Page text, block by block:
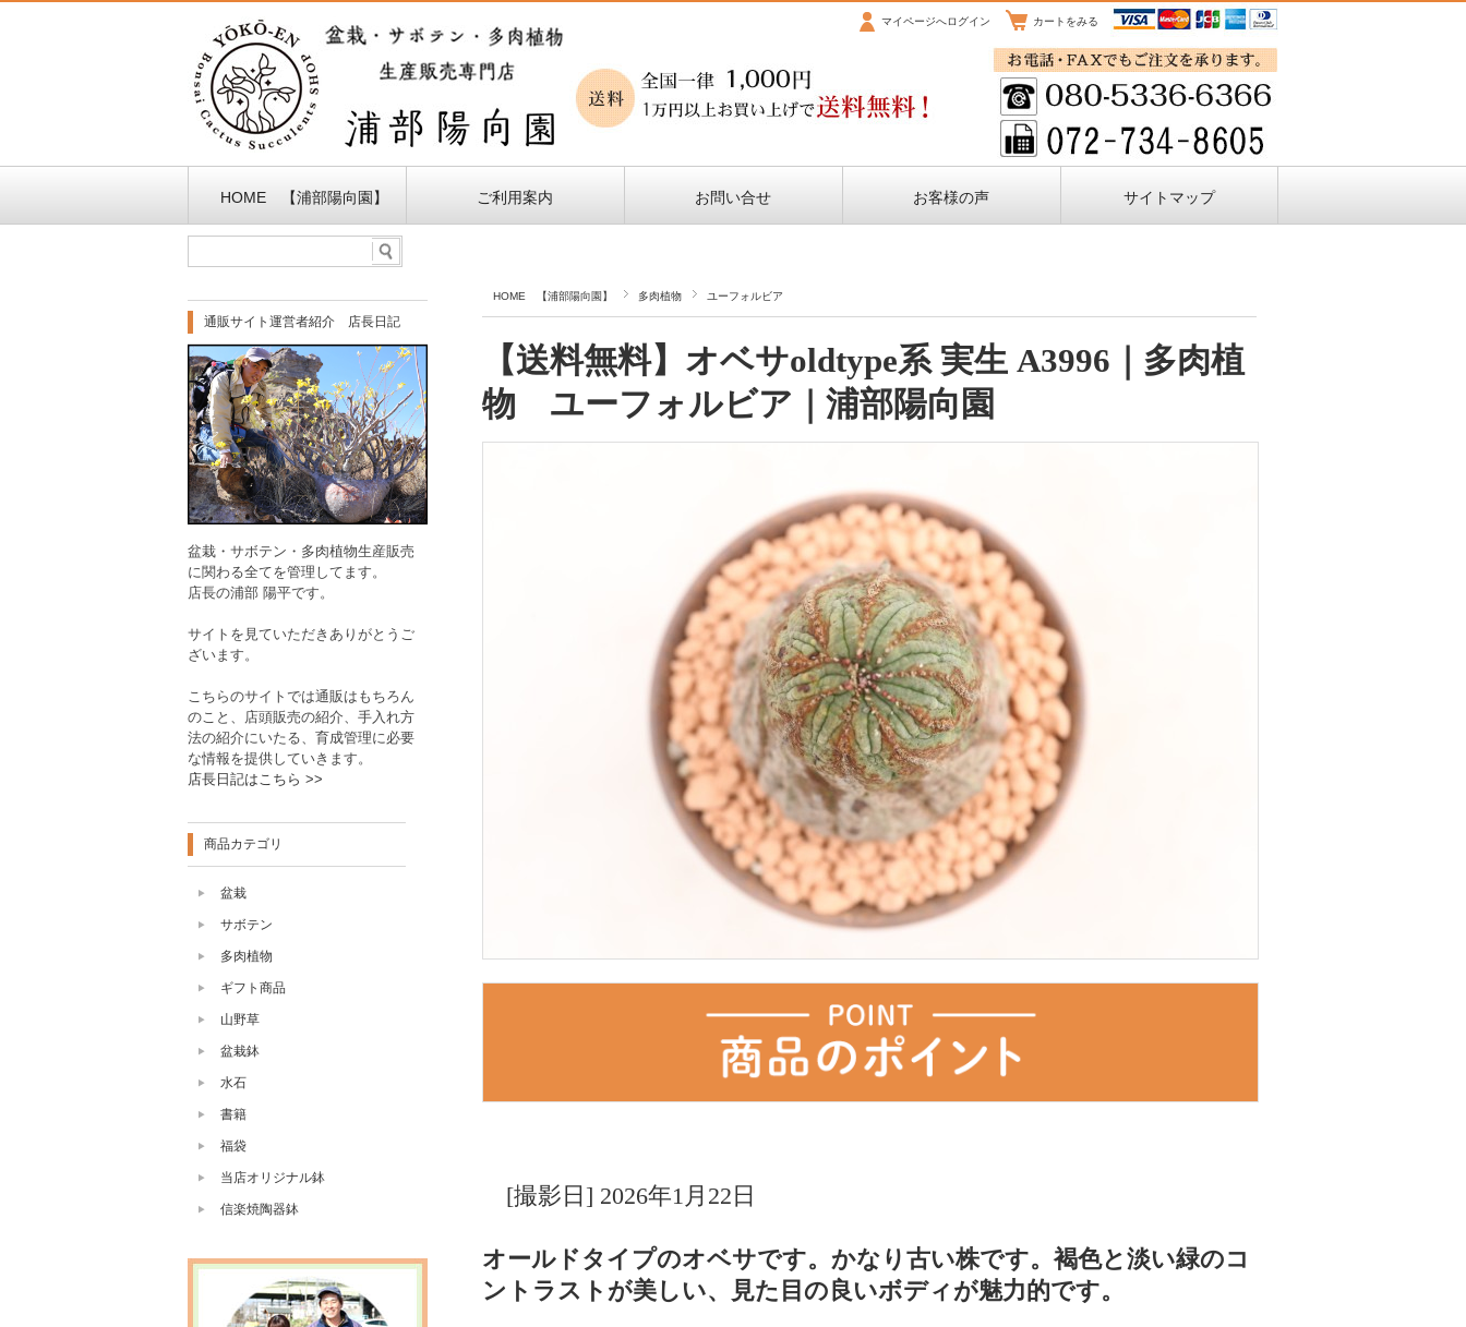
マイページへログイン カートをみる
HOME 【浦部陽向園】 ご利用案内 お問い合せ お客様の声 サイトマップ
HOME 【浦部陽向園】 多肉植物 ユーフォルビア
【送料無料】オベサoldtype系 実生 A3996｜多肉植
物 ユーフォルビア｜浦部陽向園
[撮影日] 2026年1月22日
オールドタイプのオベサです。かなり古い株です。褐色と淡い緑のコ
ントラストが美しい、見た目の良いボディが魅力的です。
通販サイト運営者紹介 店長日記
盆栽・サボテン・多肉植物生産販売
に関わる全てを管理してます。
店長の浦部 陽平です。
サイトを見ていただきありがとうご
ざいます。
こちらのサイトでは通販はもちろん
のこと、店頭販売の紹介、手入れ方
法の紹介にいたる、育成管理に必要
な情報を提供していきます。
店長日記はこちら >>
商品カテゴリ
盆栽
サボテン
多肉植物
ギフト商品
山野草
盆栽鉢
水石
書籍
福袋
当店オリジナル鉢
信楽焼陶器鉢